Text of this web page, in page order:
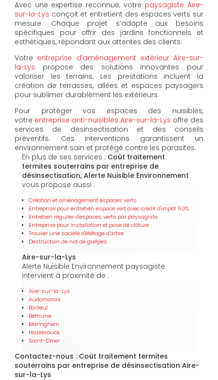
Avec une expertise reconnue, votre paysagiste Aire-
sur-la-Lys conçoit et entretient des espaces verts sur
mesure. Chaque projet s’adapte aux besoins
spécifiques pour offrir des jardins fonctionnels et
esthétiques, répondant aux attentes des clients.
Votre entreprise d'aménagement extérieur Aire-sur-
la-Lys propose des solutions innovantes pour
valoriser les terrains. Les prestations incluent la
création de terrasses, allées et espaces paysagers
pour sublimer durablement les extérieurs.
Pour protéger vos espaces des nuisibles,
votre entreprise anti-nuisibles Aire-sur-la-Lys offre des
services de désinsectisation et des conseils
préventifs. Ces interventions garantissent un
environnement sain et protégé contre les parasites.
En plus de ses services : Coût traitement
termites souterrains par entreprise de
désinsectisation, Alerte Nuisible Environnement
vous propose aussi :
Création et aménagement espaces verts
Entreprise pour entretien espace vert avec crédit d'impôt 50%
Entretien régulier d'espaces verts par paysagiste
Entreprise pour installation et pose de clôture
Trouver une société d'étêtage d'arbre
Destruction de nid de guêpes
Aire-sur-la-Lys
Alerte Nuisible Environnement paysagiste
intervient à proximité de :
Aire-sur-la-Lys
Audomarois
Bailleul
Béthune
Blaringhem
Hazebrouck
Saint-Omer
Contactez-nous : Coût traitement termites
souterrains par entreprise de désinsectisation Aire-
sur-la-Lys